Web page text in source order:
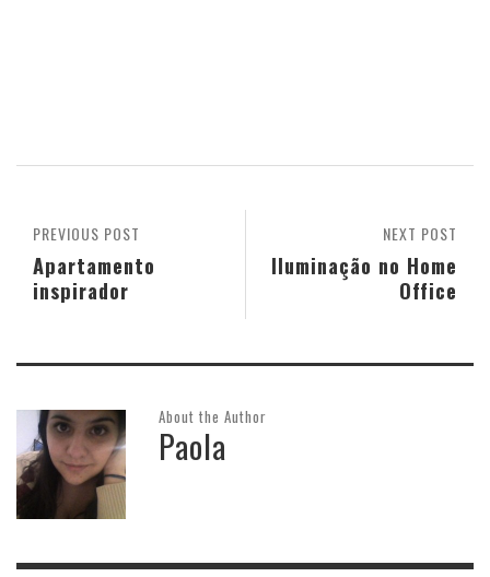
NEXT POST
Iluminação no Home
Office
PREVIOUS POST
Apartamento
inspirador
About the Author
Paola